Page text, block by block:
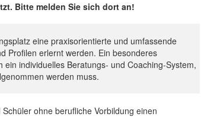
Bitte melden Sie sich dort an!
eine praxisorientierte und umfassende
Profilen erlernt werden. Ein besonderes
individuelles Beratungs- und Coaching-System,
werden muss.
ohne berufliche Vorbildung einen